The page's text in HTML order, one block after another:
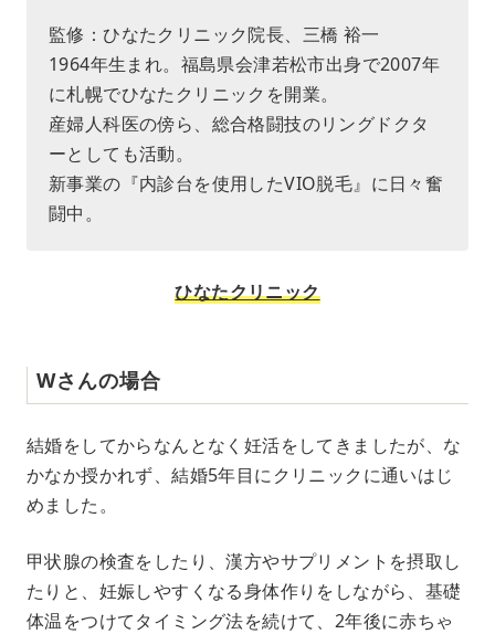
監修：ひなたクリニック院長、三橋 裕一
1964年生まれ。福島県会津若松市出身で2007年
に札幌でひなたクリニックを開業。
産婦人科医の傍ら、総合格闘技のリングドクタ
ーとしても活動。
新事業の『内診台を使用したVIO脱毛』に日々奮
闘中。
ひなたクリニック
Wさんの場合
結婚をしてからなんとなく妊活をしてきましたが、な
かなか授かれず、結婚5年目にクリニックに通いはじ
めました。
甲状腺の検査をしたり、漢方やサプリメントを摂取し
たりと、妊娠しやすくなる身体作りをしながら、基礎
体温をつけてタイミング法を続けて、2年後に赤ちゃ